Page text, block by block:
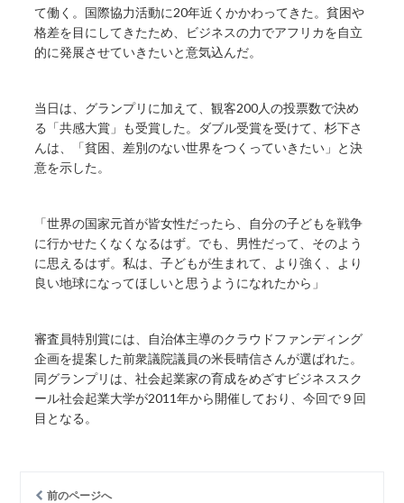
て働く。国際協力活動に20年近くかかわってきた。貧困や
格差を目にしてきたため、ビジネスの力でアフリカを自立
的に発展させていきたいと意気込んだ。
当日は、グランプリに加えて、観客200人の投票数で決め
る「共感大賞」も受賞した。ダブル受賞を受けて、杉下さ
んは、「貧困、差別のない世界をつくっていきたい」と決
意を示した。
「世界の国家元首が皆女性だったら、自分の子どもを戦争
に行かせたくなくなるはず。でも、男性だって、そのよう
に思えるはず。私は、子どもが生まれて、より強く、より
良い地球になってほしいと思うようになれたから」
審査員特別賞には、自治体主導のクラウドファンディング
企画を提案した前衆議院議員の米長晴信さんが選ばれた。
同グランプリは、社会起業家の育成をめざすビジネススク
ール社会起業大学が2011年から開催しており、今回で９回
目となる。
前のページへ